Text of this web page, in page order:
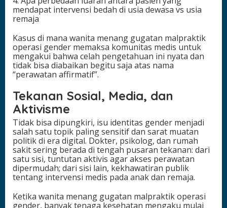
mendapat intervensi bedah di usia dewasa vs usia
remaja
Kasus di mana wanita menang gugatan malpraktik
operasi gender memaksa komunitas medis untuk
mengakui bahwa celah pengetahuan ini nyata dan
tidak bisa diabaikan begitu saja atas nama
“perawatan affirmatif”.
Tekanan Sosial, Media, dan
Aktivisme
Tidak bisa dipungkiri, isu identitas gender menjadi
salah satu topik paling sensitif dan sarat muatan
politik di era digital. Dokter, psikolog, dan rumah
sakit sering berada di tengah pusaran tekanan: dari
satu sisi, tuntutan aktivis agar akses perawatan
dipermudah; dari sisi lain, kekhawatiran publik
tentang intervensi medis pada anak dan remaja.
Ketika wanita menang gugatan malpraktik operasi
gender, banyak tenaga kesehatan mengaku mulai